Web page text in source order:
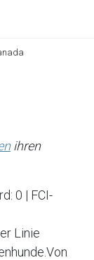
ihren
0 | FCI-
Linie